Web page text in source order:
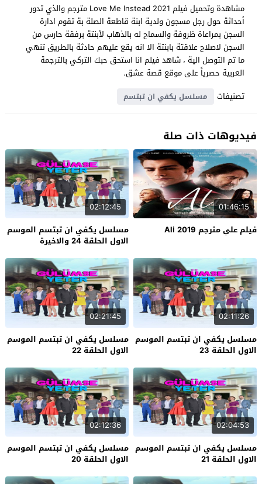
مشاهدة وتحميل فيلم Love Me Instead 2021 مترجم والذي تدور
أحداثة حول رجل مسجون ولدية ابنة قاطعة الصلة بة تقوم ادارة
السجن بمراعاة ظروفة والسماح له بالذهاب لأبنتة برفقة حارس من
السجن لاصلاح علاقتة بابنتة الا انه يقع عليهم حادثة بالطريق تنهي
ما تم التوصل الية ، شاهد فيلم انا استحق حبك التركي بالترجمة
العربية حصرياً على موقع قصة عشق.
تصنيفات
مسلسل يكفي ان تبتسم
فيديوهات ذات صلة
01:46:15
فيلم علي مترجم Ali 2019
02:12:45
مسلسل يكفي ان تبتسم الموسم
الاول الحلقة 24 والاخيرة
02:11:26
مسلسل يكفي ان تبتسم الموسم
الاول الحلقة 23
02:21:45
مسلسل يكفي ان تبتسم الموسم
الاول الحلقة 22
02:04:53
مسلسل يكفي ان تبتسم الموسم
الاول الحلقة 21
02:12:36
مسلسل يكفي ان تبتسم الموسم
الاول الحلقة 20